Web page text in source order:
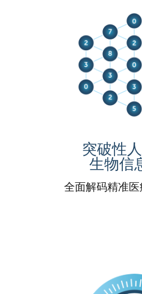
突破性
生物信
全面解码精准